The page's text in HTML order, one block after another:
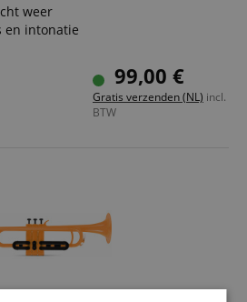
weer
en intonatie
kan afwijken
99,00 €
Gratis verzenden (NL) incl.
BTW